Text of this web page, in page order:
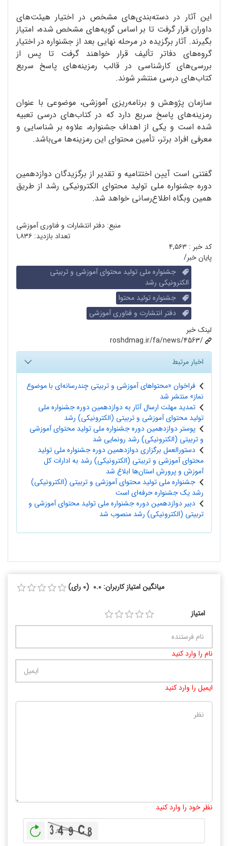
این ‌آثار در دسته‌بندی‌های مشخص در اختیار هیئت‌های
داوران قرار گرفت تا بر اساس گویه‌های مشخص شده‌، امتیاز
بگیرند. آثار برگزیده در مرحله نهایی بعد از جشنواره در اختیار
گروه‌های دفاتر تألیف قرار خواهند گرفت تا پس از
بررسی‌های کارشناسی در قالب رمزینه‌‌های پاسخ سریع
کتاب‌های درسی منتشر شوند.
سازمان پژوهش و برنامه‌ریزی آموزشی، موضوعی با عنوان
رمزینه‌های پاسخ سریع دارد که در کتاب‌های درسی تعبیه
شده است و یکی از اهداف جشنواره، علاوه بر شناسایی و
معرفی افراد برتر، تأمین محتوای این رمزینه‌ها می‌باشد.
گفتنی است آیین اختتامیه و تقدیر از برگزیدگان دوازدهمین
دوره جشنواره ملی تولید محتوای الکترونیکی رشد از طریق
همین وبگاه اطلاع‌رسانی خواهد شد.
منبع: دفتر انتشارات و فناوری آموزشی
تعداد بازدید: ۱,۸۳۶
کد خبر : ۴,۵۶۳
پایان خبر/
جشنواره ملی تولید محتوای آموزشی و تربیتی
الکترونیکی رشد
جشنواره تولید محتوا
دفتر انتشارت و فناوری آموزشی
لینک خبر
roshdmag.ir/fa/news/4563/
اخبار مرتبط
فراخوان «محتواهای آموزشی و تربیتی چندرسانه‌ای با موضوع
نماز» منتشر شد
تمدید مهلت ارسال آثار به دوازدهمین دوره جشنواره ملی
تولید محتوای آموزشی و تربیتی (الکترونیکی) رشد
پوستر دوازدهمین دوره جشنواره ملی تولید محتوای آموزشی
و تربیتی (الکترونیکی) رشد رونمایی شد
دستورالعمل برگزاری دوازدهمین دوره جشنواره ملی تولید
محتوای آموزشی و تربیتی (الکترونیکی) رشد به ادارات کل
آموزش و پرورش استان‌ها ابلاغ شد
جشنواره ملی تولید محتوای آموزشی و تربیتی (الکترونیکی)
رشد یک جشنواره حرفه‌ای است
دبیر دوازدهمین دوره جشنواره ملی تولید محتوای آموزشی و
تربیتی (الکترونیکی) رشد منصوب شد
میانگین امتیاز کاربران: 0.0 (0 رای)
امتیاز
نام را وارد کنید
ایمیل را وارد کنید
نظر خود را وارد کنید